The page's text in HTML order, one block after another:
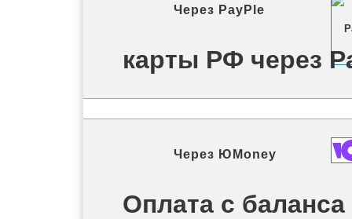
Через PayPle
карты РФ через
Через ЮMoney
Оплата с